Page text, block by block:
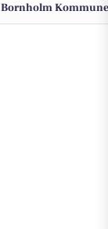
Bornholm Kommune